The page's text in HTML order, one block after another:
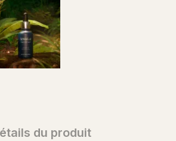
du produit